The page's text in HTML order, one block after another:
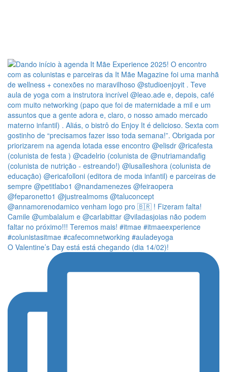
O Valentine’s Day está está chegando (dia 14/02)!